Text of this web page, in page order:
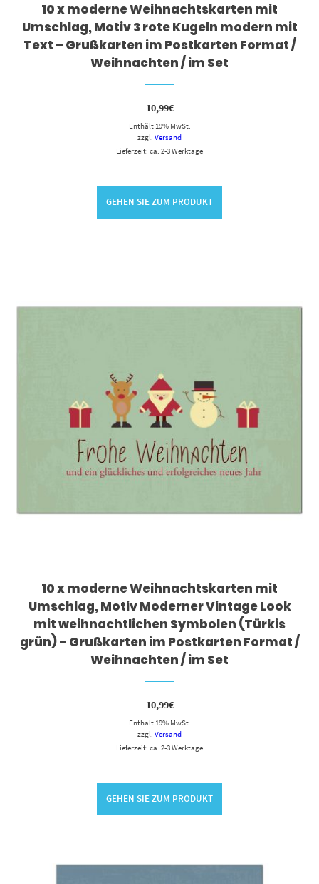
10 x moderne Weihnachtskarten mit
Umschlag, Motiv 3 rote Kugeln modern mit
Text – Grußkarten im Postkarten Format /
Weihnachten / im Set
10,99€
Enthält 19% MwSt.
zzgl. Versand
Lieferzeit: ca. 2-3 Werktage
GEHEN SIE ZUM PRODUKT
10 x moderne Weihnachtskarten mit
Umschlag, Motiv Moderner Vintage Look
mit weihnachtlichen Symbolen (Türkis
grün) – Grußkarten im Postkarten Format /
Weihnachten / im Set
10,99€
Enthält 19% MwSt.
zzgl. Versand
Lieferzeit: ca. 2-3 Werktage
GEHEN SIE ZUM PRODUKT